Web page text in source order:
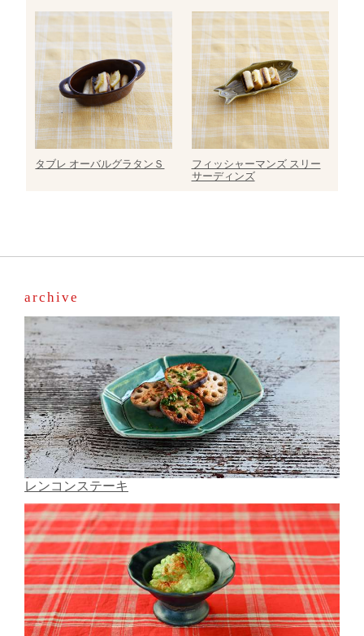
タブレ オーバルグラタンＳ
フィッシャーマンズ スリー
サーディンズ
archive
レンコンステーキ